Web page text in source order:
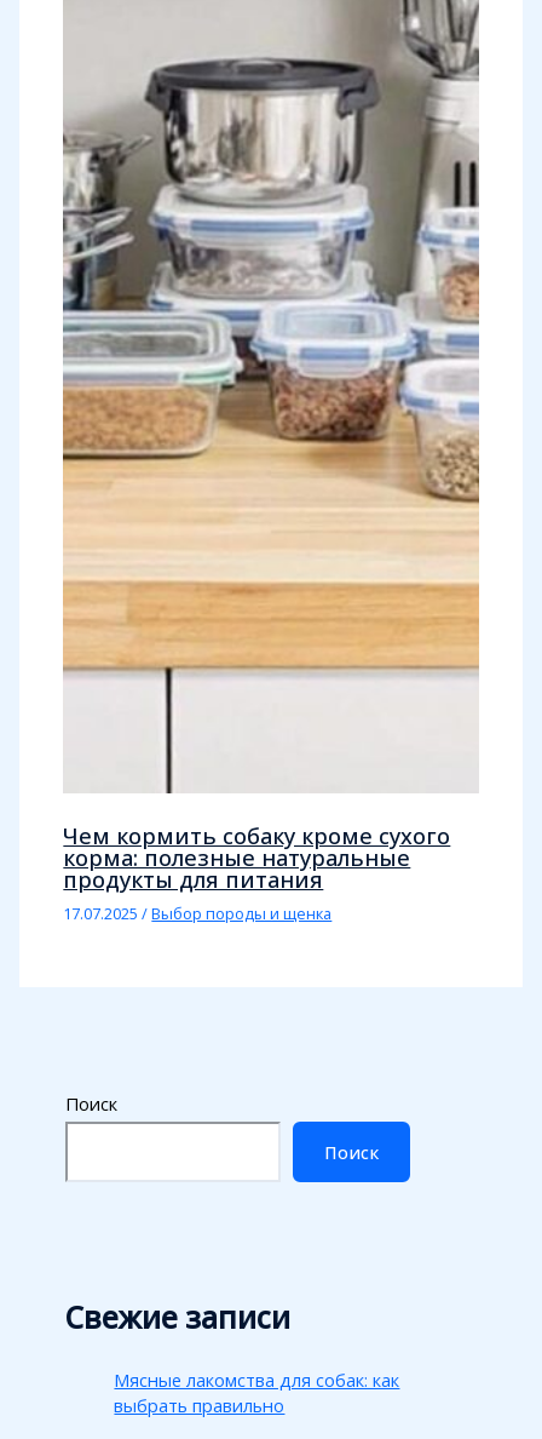
Чем кормить собаку кроме сухого
корма: полезные натуральные
продукты для питания
17.07.2025/Выбор породы и щенка
Поиск
Поиск
Свежие записи
Мясные лакомства для собак: как
выбрать правильно